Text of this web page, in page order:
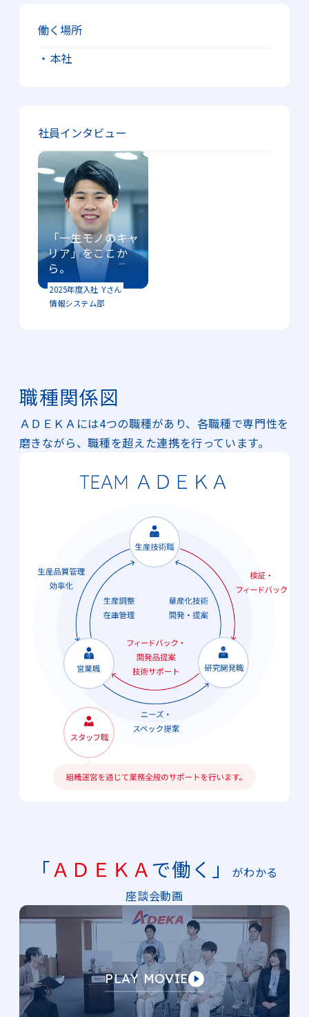
働く場所
・本社
社員インタビュー
「一生モノのキャ
リア」をここか
ら。
2025年度入社 Yさん
情報システム部
職種関係図
ＡＤＥＫＡには4つの職種があり、各職種で専門性を
磨きながら、職種を超えた連携を行っています。
「ＡＤＥＫＡ で働く 」
がわかる
座談会動画
PLAY MOVIE